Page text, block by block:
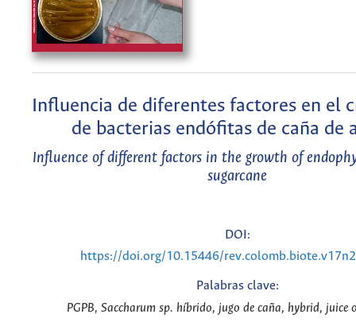
Influencia de diferentes factores en el
de bacterias endófitas de caña de
Influence of different factors in the growth of
sugarcane
DOI:
https://doi.org/10.15446/
Palabras clave:
PGPB, Saccharum sp. híbrido, jugo de caña, hybrid, juice